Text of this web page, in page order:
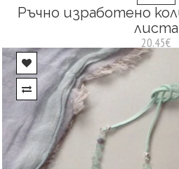
Ръчно изработено
листа
20.45€